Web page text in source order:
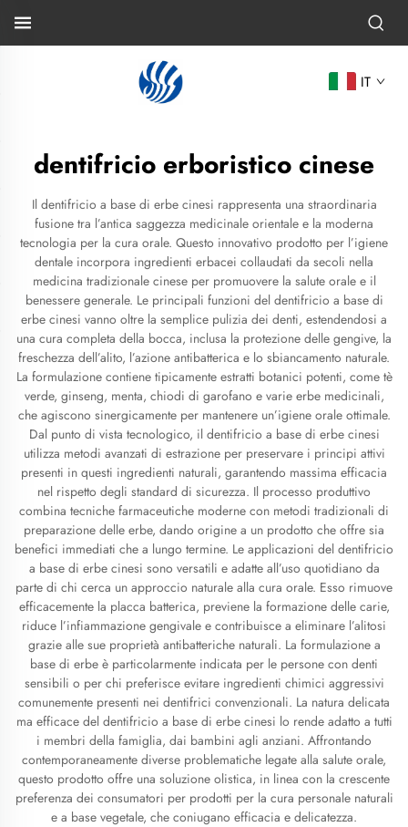
IT
dentifricio erboristico cinese
Il dentifricio a base di erbe cinesi rappresenta una straordinaria
fusione tra l’antica saggezza medicinale orientale e la moderna
tecnologia per la cura orale. Questo innovativo prodotto per l’igiene
dentale incorpora ingredienti erbacei collaudati da secoli nella
medicina tradizionale cinese per promuovere la salute orale e il
benessere generale. Le principali funzioni del dentifricio a base di
erbe cinesi vanno oltre la semplice pulizia dei denti, estendendosi a
una cura completa della bocca, inclusa la protezione delle gengive, la
freschezza dell’alito, l’azione antibatterica e lo sbiancamento naturale.
La formulazione contiene tipicamente estratti botanici potenti, come tè
verde, ginseng, menta, chiodi di garofano e varie erbe medicinali,
che agiscono sinergicamente per mantenere un’igiene orale ottimale.
Dal punto di vista tecnologico, il dentifricio a base di erbe cinesi
utilizza metodi avanzati di estrazione per preservare i principi attivi
presenti in questi ingredienti naturali, garantendo massima efficacia
nel rispetto degli standard di sicurezza. Il processo produttivo
combina tecniche farmaceutiche moderne con metodi tradizionali di
preparazione delle erbe, dando origine a un prodotto che offre sia
benefici immediati che a lungo termine. Le applicazioni del dentifricio
a base di erbe cinesi sono versatili e adatte all’uso quotidiano da
parte di chi cerca un approccio naturale alla cura orale. Esso rimuove
efficacemente la placca batterica, previene la formazione delle carie,
riduce l’infiammazione gengivale e contribuisce a eliminare l’alitosi
grazie alle sue proprietà antibatteriche naturali. La formulazione a
base di erbe è particolarmente indicata per le persone con denti
sensibili o per chi preferisce evitare ingredienti chimici aggressivi
comunemente presenti nei dentifrici convenzionali. La natura delicata
ma efficace del dentifricio a base di erbe cinesi lo rende adatto a tutti
i membri della famiglia, dai bambini agli anziani. Affrontando
contemporaneamente diverse problematiche legate alla salute orale,
questo prodotto offre una soluzione olistica, in linea con la crescente
preferenza dei consumatori per prodotti per la cura personale naturali
e a base vegetale, che coniugano efficacia e delicatezza.